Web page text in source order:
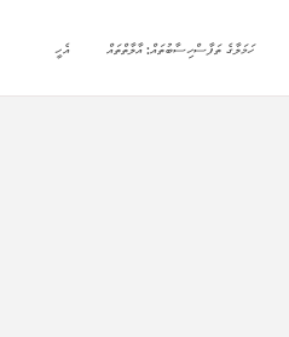
ހަމަލާގެ ތަފާސްހިސާބުތައް: އާލާތްތައް އެހީ